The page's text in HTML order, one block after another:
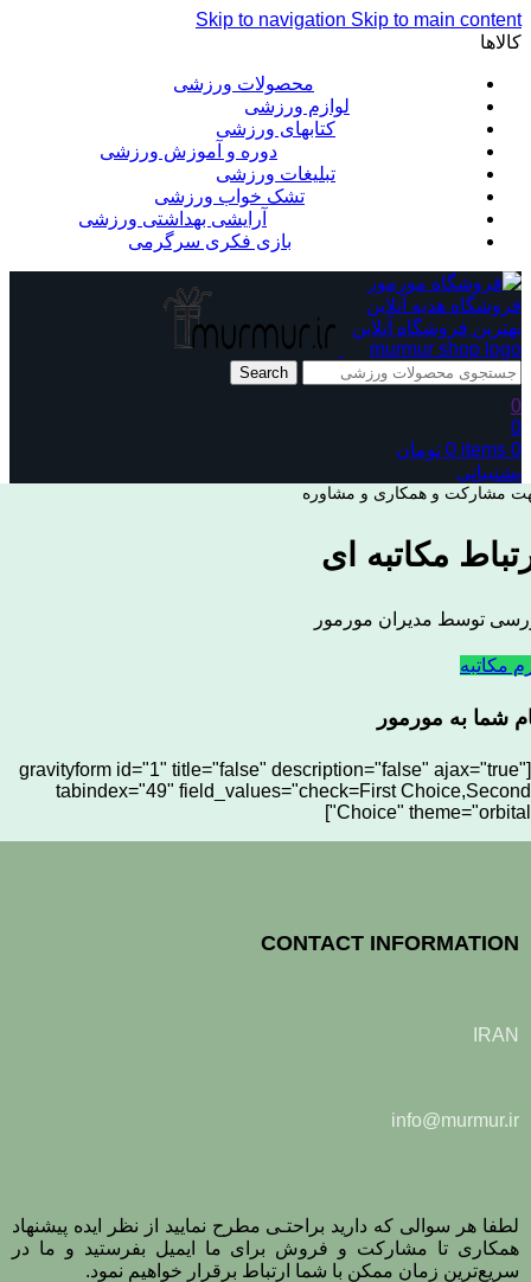
Skip to navigation Skip to main content
کالاها
محصولات ورزشی
لوازم ورزشی
کتابهای ورزشی
دوره و آموزش ورزشی
تبلیغات ورزشی
تشک خواب ورزشی
آرایشی بهداشتی ورزشی
بازی فکری سرگرمی
Search
0
0
0
items
0 تومان
پشتیبانی
مشارکت و همکاری و مشاوره
مکاتبه ای
توسط مدیران مورمور
مکاتبه
شما به مورمور
[gravityform id="1" title="false" description="false" ajax="true"
tabindex="49" field_values="check=First Choice,Second
Choice" theme="orbital"]
CONTACT INFORMATION
IRAN
info@murmur.ir
لطفا هر سوالی که دارید براحتـی مطرح نمایید از نظر ایده پیشنهاد
همکاری تا مشارکت و فروش برای ما ایمیل بفرستید و ما در
سریع‌ترین زمان ممکن با شما ارتباط برقرار خواهیم نمود.